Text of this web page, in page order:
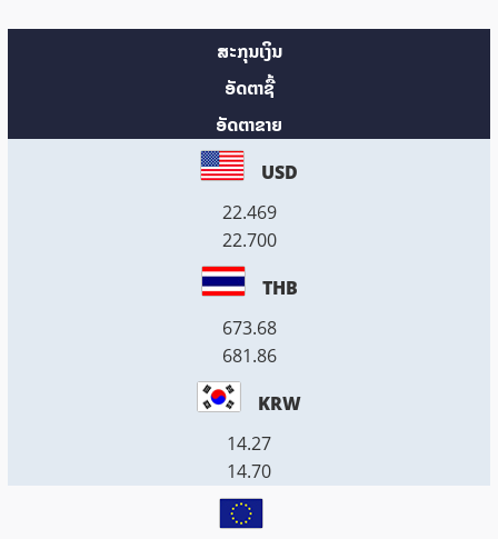
ສະກຸນເງິນ
ອັດຕາຊື້
ອັດຕາຂາຍ
USD
22.469
22.700
THB
673.68
681.86
KRW
14.27
14.70